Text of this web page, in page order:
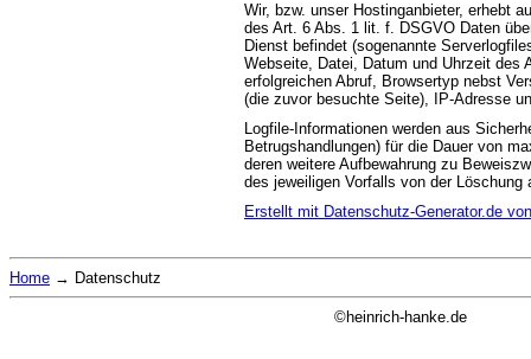
Wir, bzw. unser Hostinganbieter, erhebt
des Art. 6 Abs. 1 lit. f. DSGVO Daten
Dienst befindet (sogenannte
Webseite, Datei, Datum und Uhrzeit des
erfolgreichen Abruf, Browsertyp nebst
(die zuvor besuchte Seite), IP-Adresse
Logfile-Informationen werden aus
Betrugshandlungen) für die Dauer von
deren weitere Aufbewahrung zu
des jeweiligen Vorfalls von der Löschung
Erstellt mit Datenschutz-Generator.de
Home → Datenschutz
©heinrich-hanke.de